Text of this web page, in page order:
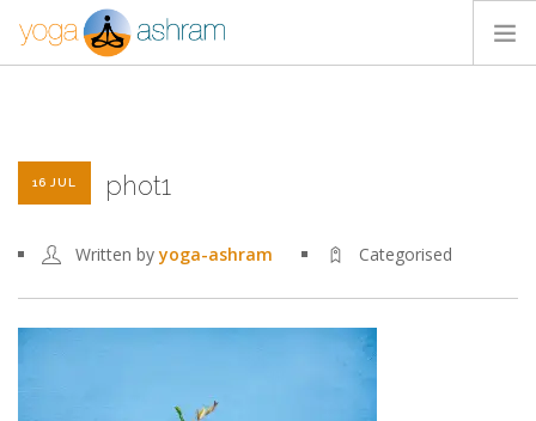
BLOG
16 JUL phot1
Written byyoga-ashram Categorised